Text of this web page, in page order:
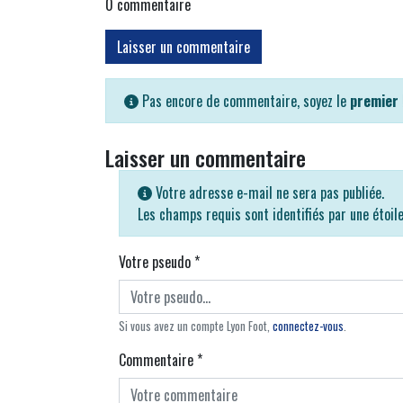
Laisser un commentaire
Pas encore de commentaire, soyez le premier
Laisser un commentaire
Votre adresse e-mail ne sera pas publiée.
Les champs requis sont identifiés par une étoile
Votre pseudo*
Si vous avez un compte Lyon Foot, connectez-vous
Commentaire*